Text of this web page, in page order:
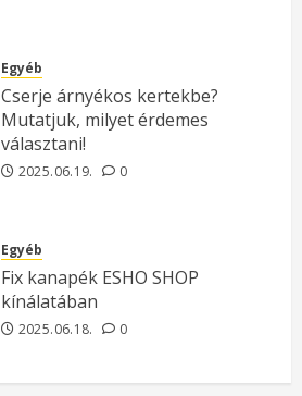
Egyéb
Cserje árnyékos kertekbe?
Mutatjuk, milyet érdemes
választani!
2025.06.19. 0
Egyéb
Fix kanapék ESHO SHOP
kínálatában
2025.06.18. 0